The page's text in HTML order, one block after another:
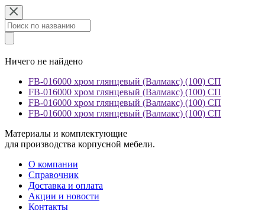
Ничего не найдено
FB-016000 хром глянцевый (Валмакс) (100) СП
FB-016000 хром глянцевый (Валмакс) (100) СП
FB-016000 хром глянцевый (Валмакс) (100) СП
FB-016000 хром глянцевый (Валмакс) (100) СП
Материалы и комплектующие
для производства корпусной мебели.
О компании
Справочник
Доставка и оплата
Акции и новости
Контакты